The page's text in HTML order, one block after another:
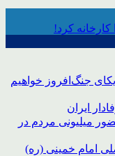
کرد!
جنگ‌افروز خواهیم
ایران
میلیونی مردم در
امام خمینی (ره)